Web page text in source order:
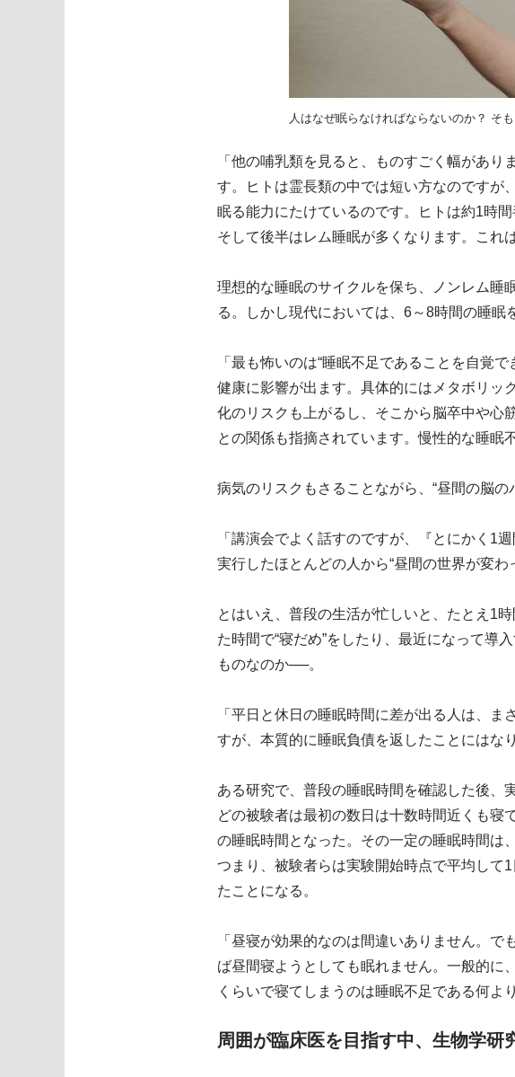
人はなぜ眠らなければならないのか？ そ
「他の哺乳類を見ると、ものすごく幅があ
す。ヒトは霊長類の中では短い方なのですが
眠る能力にたけているのです。ヒトは約1時
そして後半はレム睡眠が多くなります。これ
理想的な睡眠のサイクルを保ち、ノンレム睡
る。しかし現代においては、6～8時間の睡眠
「最も怖いのは“睡眠不足であることを自覚
健康に影響が出ます。具体的にはメタボリッ
化のリスクも上がるし、そこから脳卒中や心
との関係も指摘されています。慢性的な睡眠
病気のリスクもさることながら、“昼間の脳
「講演会でよく話すのですが、『とにかく1
実行したほとんどの人から“昼間の世界が変
とはいえ、普段の生活が忙しいと、たとえ1
た時間で“寝だめ”をしたり、最近になって導
ものなのか──。
「平日と休日の睡眠時間に差が出る人は、
すが、本質的に睡眠負債を返したことにはな
ある研究で、普段の睡眠時間を確認した後、
どの被験者は最初の数日は十数時間近くも寝
の睡眠時間となった。その一定の睡眠時間は
つまり、被験者らは実験開始時点で平均して
たことになる。
「昼寝が効果的なのは間違いありません。
ば昼間寝ようとしても眠れません。一般的に
くらいで寝てしまうのは睡眠不足である何よ
周囲が臨床医を目指す中、生物学研